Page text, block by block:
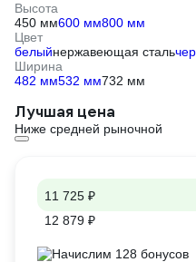
Высота
450 мм600 мм800 мм
Цвет
белыйнержавеющая сталь
Ширина
482 мм532 мм732 мм
Лучшая цена
Ниже средней рыночной
11 725 ₽
12 879 ₽
Начислим 128 бонусов